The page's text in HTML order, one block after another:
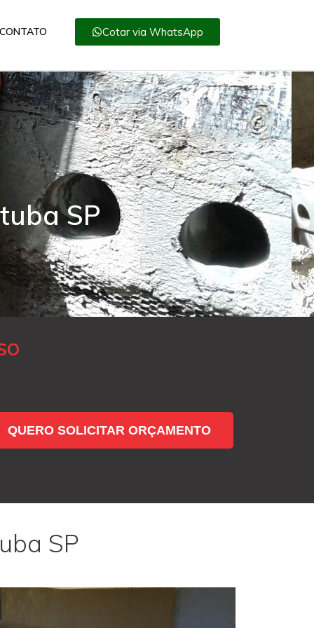
CONTATO Cotar via WhatsApp
SP
QUERO SOLICITAR ORÇAMENTO
SP